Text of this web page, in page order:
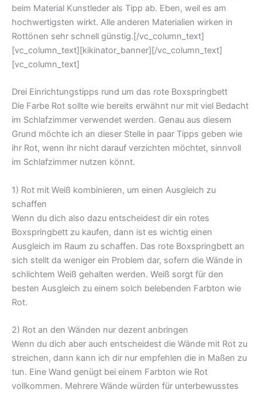
beim Material Kunstleder als Tipp ab. Eben, weil es am
hochwertigsten wirkt. Alle anderen Materialien wirken in
Rottönen sehr schnell günstig.[/vc_column_text]
[vc_column_text][kikinator_banner][/vc_column_text]
[vc_column_text]
Drei Einrichtungstipps rund um das rote Boxspringbett
Die Farbe Rot sollte wie bereits erwähnt nur mit viel Bedacht
im Schlafzimmer verwendet werden. Genau aus diesem
Grund möchte ich an dieser Stelle in paar Tipps geben wie
ihr Rot, wenn ihr nicht darauf verzichten möchtet, sinnvoll
im Schlafzimmer nutzen könnt.
1) Rot mit Weiß kombinieren, um einen Ausgleich zu
schaffen
Wenn du dich also dazu entscheidest dir ein rotes
Boxspringbett zu kaufen, dann ist es wichtig einen
Ausgleich im Raum zu schaffen. Das rote Boxspringbett an
sich stellt da weniger ein Problem dar, sofern die Wände in
schlichtem Weiß gehalten werden. Weiß sorgt für den
besten Ausgleich zu einem solch belebenden Farbton wie
Rot.
2) Rot an den Wänden nur dezent anbringen
Wenn du dich aber auch entscheidest die Wände mit Rot zu
streichen, dann kann ich dir nur empfehlen die in Maßen zu
tun. Eine Wand genügt bei einem Farbton wie Rot
vollkommen. Mehrere Wände würden für unterbewusstes